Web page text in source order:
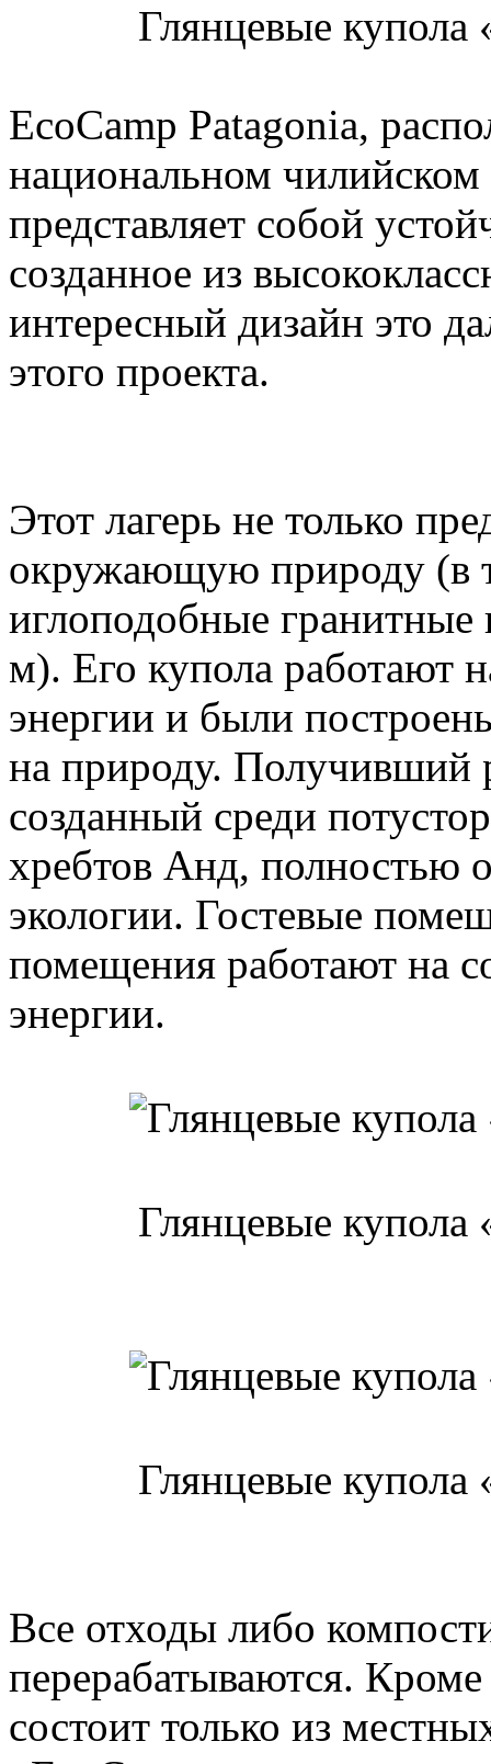
Глянцевые купола
EcoCamp Patagonia,
национальном
представляет собой
созданное из
интересный дизайн это
этого проекта.
Этот лагерь не только
окружающую природу (в
иглоподобные
м). Его купола работают
энергии и были
на природу. Получивший
созданный среди
хребтов Анд, полностью
экологии. Гостевые
помещения работают на
энергии.
Глянцевые купола
Глянцевые купола
Все отходы либо
перерабатываются.
состоит только из